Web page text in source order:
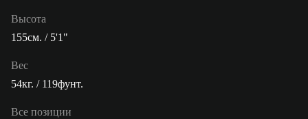
Высота
155см. / 5'1"
Вес
54кг. / 119фунт.
Все позиции